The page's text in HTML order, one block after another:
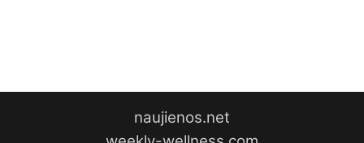
naujienos.net